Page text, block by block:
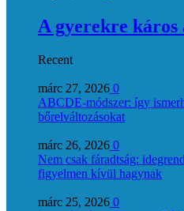
A gyerekre káros
Recent
márc 27, 2026 0
ABCDE‑módszer: így
bőrelváltozásokat
márc 26, 2026 0
Nem csak fáradtság:
figyelmen kívül hagynak
márc 25, 2026 0